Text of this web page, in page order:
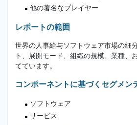
他の著名なプレイヤー
レポートの範囲
世界の人事給与ソフトウェア市場の細
ト、展開モード、組織の規模、業種、
てています。
コンポーネントに基づくセグメン
ソフトウェア
サービス